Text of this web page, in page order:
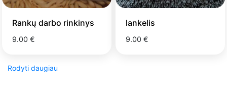
Rankų darbo rinkinys
9.00 €
lankelis
9.00 €
Rodyti daugiau